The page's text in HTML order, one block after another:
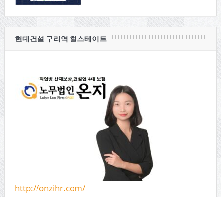
현대건설 구리역 힐스테이트
http://onzihr.com/